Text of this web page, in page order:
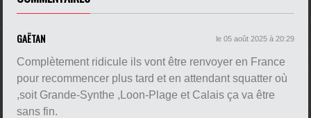
GAËTAN le 05 août 2025 à 20:29
Complètement ridicule ils vont être renvoyer en France
pour recommencer plus tard et en attendant squatter où
,soit Grande-Synthe ,Loon-Plage et Calais ça va être
sans fin.